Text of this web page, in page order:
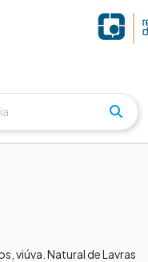
viúva. Natural de Lavras